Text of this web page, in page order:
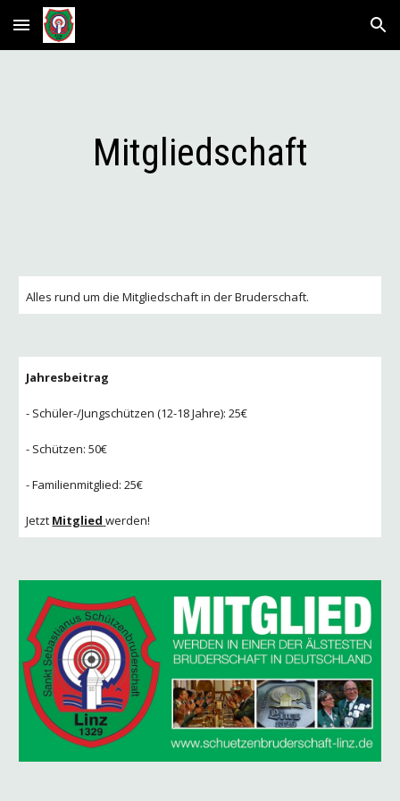
Skip to main content Skip to navigation
Mitgliedschaft
Alles rund um die Mitgliedschaft in der Bruderschaft.
Jahresbeitrag
- Schüler-/Jungschützen (12-18 Jahre):25€
- Schützen:50€
- Familienmitglied:25€
Jetzt Mitglied werden!